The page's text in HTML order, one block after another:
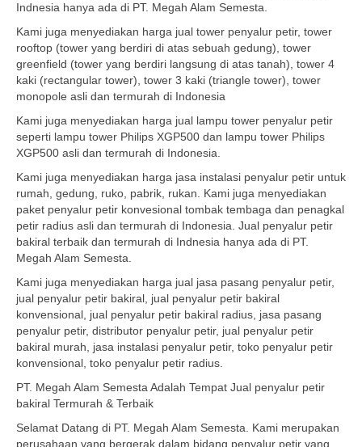
Indnesia hanya ada di PT. Megah Alam Semesta.
Kami juga menyediakan harga jual tower penyalur petir, tower
rooftop (tower yang berdiri di atas sebuah gedung), tower
greenfield (tower yang berdiri langsung di atas tanah), tower 4
kaki (rectangular tower), tower 3 kaki (triangle tower), tower
monopole asli dan termurah di Indonesia
Kami juga menyediakan harga jual lampu tower penyalur petir
seperti lampu tower Philips XGP500 dan lampu tower Philips
XGP500 asli dan termurah di Indonesia.
Kami juga menyediakan harga jasa instalasi penyalur petir untuk
rumah, gedung, ruko, pabrik, rukan. Kami juga menyediakan
paket penyalur petir konvesional tombak tembaga dan penagkal
petir radius asli dan termurah di Indonesia. Jual penyalur petir
bakiral terbaik dan termurah di Indnesia hanya ada di PT.
Megah Alam Semesta.
Kami juga menyediakan harga jual jasa pasang penyalur petir,
jual penyalur petir bakiral, jual penyalur petir bakiral
konvensional, jual penyalur petir bakiral radius, jasa pasang
penyalur petir, distributor penyalur petir, jual penyalur petir
bakiral murah, jasa instalasi penyalur petir, toko penyalur petir
konvensional, toko penyalur petir radius.
PT. Megah Alam Semesta Adalah Tempat Jual penyalur petir
bakiral Termurah & Terbaik
Selamat Datang di PT. Megah Alam Semesta. Kami merupakan
perusahaan yang bergerak dalam bidang penyalur petir yang